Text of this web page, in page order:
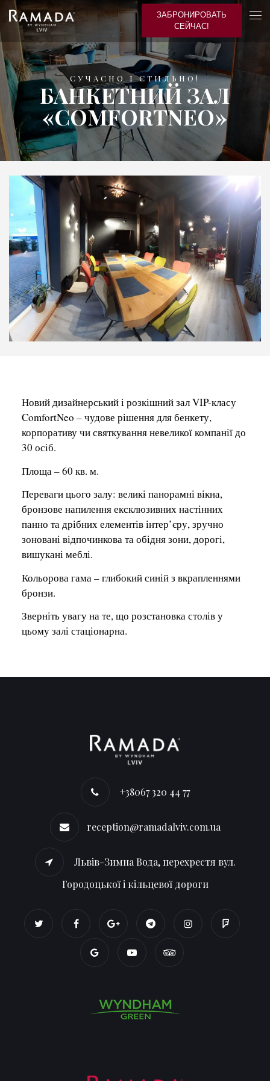
ЗАБРОНИРОВАТЬ
СЕЙЧАС!
СУЧАСНО І СТИЛЬНО!
БАНКЕТНИЙ ЗАЛ
«COMFORTNEO»
Новий дизайнерський і розкішний зал VIP-класу
ComfortNeo – чудове рішення для бенкету,
корпоративу чи святкування невеликої компанії до
30 осіб.
Площа – 60 кв. м.
Переваги цього залу: великі панорамні вікна,
бронзове напилення ексклюзивних настінних
панно та дрібних елементів інтер’єру, зручно
зоновані відпочинкова та обідня зони, дорогі,
вишукані меблі.
Кольорова гама – глибокий синій з вкрапленнями
бронзи.
Зверніть увагу на те, що розстановка столів у
цьому залі стаціонарна.
+38067 320 44 77
reception@ramadalviv.com.ua
Львів-Зимна Вода, перехрестя вул.
Городоцької і кільцевої дороги